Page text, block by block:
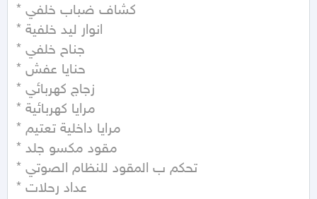
* كشاف ضباب خلفي
* انوار ليد خلفية
* جناح خلفي
* حنايا عفش
* زجاج كهربائي
* مرايا كهربائية
* مرايا داخلية تعتيم
* مقود مكسو جلد
* تحكم ب المقود للنظام الصوتي
* عداد رحلات